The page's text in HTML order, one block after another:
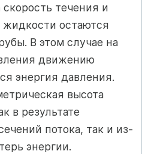
течения и
жидкости остаются
В этом случае на
движению
энергия давления.
высота
в результате
потока, так и из-
энергии.